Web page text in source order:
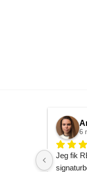
6
Jeg fik